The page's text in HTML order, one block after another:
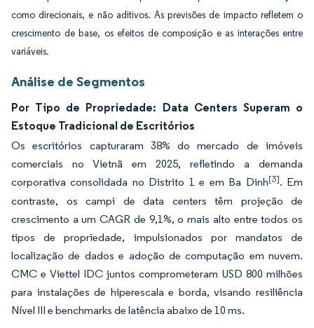
como direcionais, e não aditivos. As previsões de impacto refletem o
crescimento de base, os efeitos de composição e as interações entre
variáveis.
Análise de Segmentos
Por Tipo de Propriedade: Data Centers Superam o
Estoque Tradicional de Escritórios
Os escritórios capturaram 38% do mercado de imóveis
comerciais no Vietnã em 2025, refletindo a demanda
corporativa consolidada no Distrito 1 e em Ba Dinh[3]. Em
contraste, os campi de data centers têm projeção de
crescimento a um CAGR de 9,1%, o mais alto entre todos os
tipos de propriedade, impulsionados por mandatos de
localização de dados e adoção de computação em nuvem.
CMC e Viettel IDC juntos comprometeram USD 800 milhões
para instalações de hiperescala e borda, visando resiliência
Nível III e benchmarks de latência abaixo de 10 ms.